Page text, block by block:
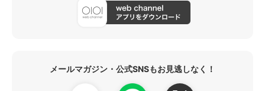
メールマガジン・公式SNSもお見逃しなく！